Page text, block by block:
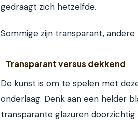
gedraagt zich hetzelfde.
Sommige zijn transparant, andere
Transparant versus dekkend
De kunst is om te spelen met
onderlaag. Denk aan een helder
transparante glazuren doorzichtig